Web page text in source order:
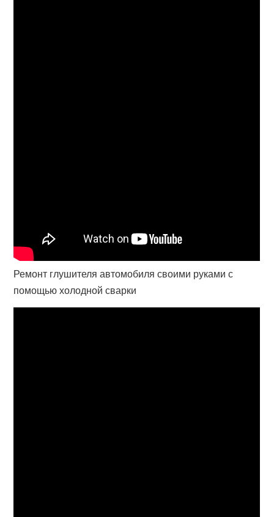
Ремонт глушителя автомобиля своими руками с
помощью холодной сварки